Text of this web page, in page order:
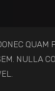
QUAM
NULLA